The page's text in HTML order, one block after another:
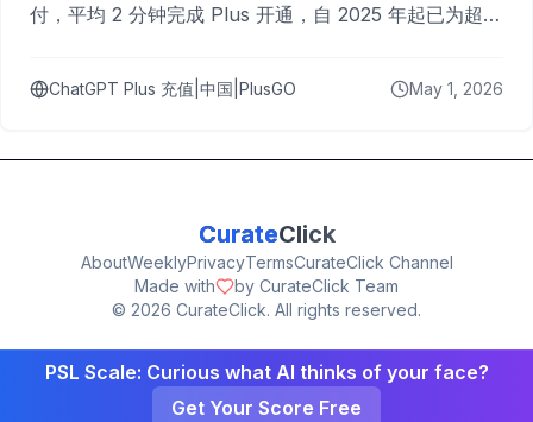
付，平均 2 分钟完成 Plus 开通，自 2025 年起已为超过
ChatGPT Plus 充值|中国|PlusGO May 1, 2026
CurateClick
AboutWeeklyPrivacyTermsCurateClick Channel
Made with
by CurateClick Team
© 2026 CurateClick. All rights reserved.
PSL Scale: Curious what AI thinks of your face?
Get Your Score Free